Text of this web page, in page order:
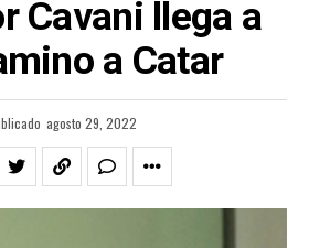
Cavani llega a
a Catar
agosto 29, 2022